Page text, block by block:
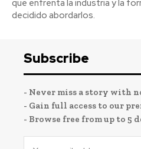
que enfrenta la industria y la
decidido abordarlos.
Subscribe
- Never miss a story with
- Gain full access to our
- Browse free from up to 5